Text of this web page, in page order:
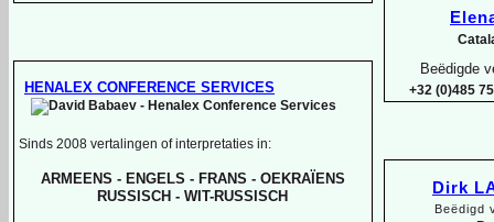
Beëdigde
+32 (0)485
Dirk
Beëdigd
HENALEX CONFERENCE SERVICES
Sinds 2008 vertalingen of interpretaties in:
ARMEENS - ENGELS - FRANS - OEKRAÏENS
RUSSISCH - WIT-RUSSISCH